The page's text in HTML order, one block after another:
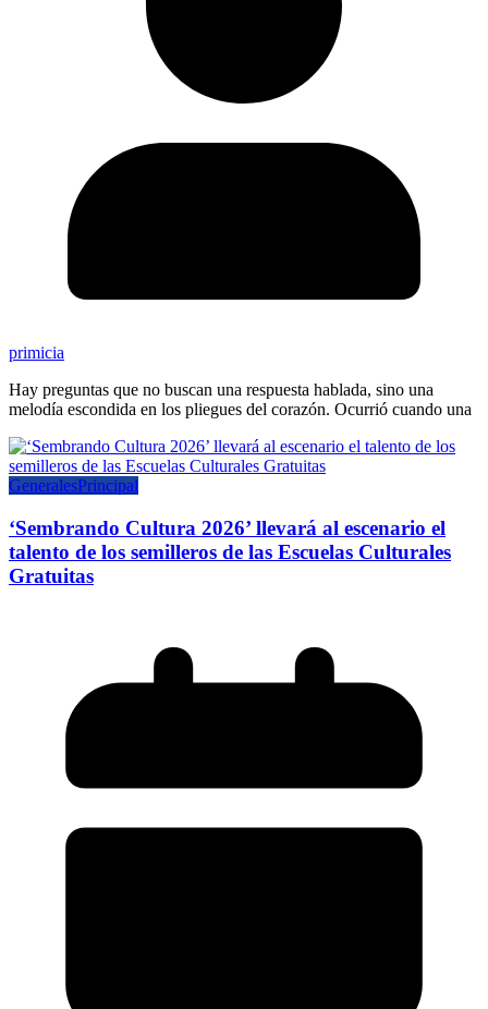
primicia
Hay preguntas que no buscan una respuesta hablada, sino una
melodía escondida en los pliegues del corazón. Ocurrió cuando una
GeneralesPrincipal
‘Sembrando Cultura 2026’ llevará al escenario el
talento de los semilleros de las Escuelas Culturales
Gratuitas